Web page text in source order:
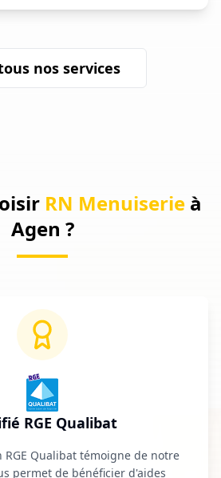
nos services
RN Menuiserieà
Agen ?
RGE Qualibat
Qualibat témoigne de notre
permet de bénéficier d'aides